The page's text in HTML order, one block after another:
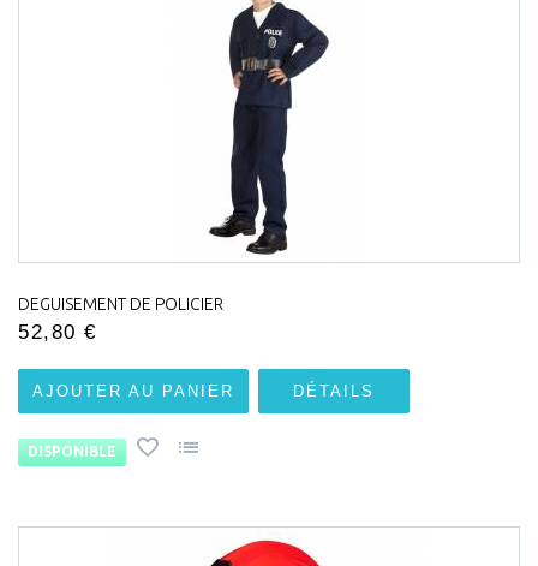
DEGUISEMENT DE POLICIER
52,80 €
AJOUTER AU PANIER DÉTAILS
DISPONIBLE